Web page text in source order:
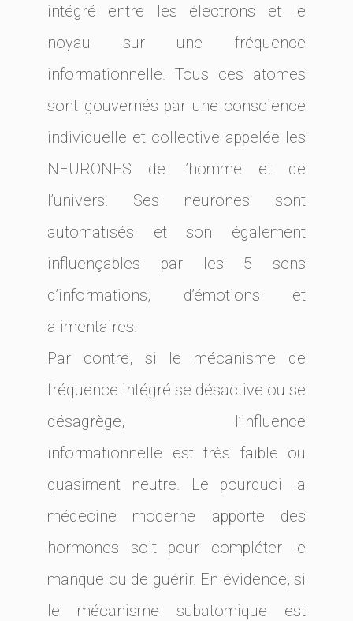
intégré entre les électrons et le
noyau sur une fréquence
informationnelle. Tous ces atomes
sont gouvernés par une conscience
individuelle et collective appelée les
NEURONES de l’homme et de
l’univers. Ses neurones sont
automatisés et son également
influençables par les 5 sens
d’informations, d’émotions et
alimentaires.
Par contre, si le mécanisme de
fréquence intégré se désactive ou se
désagrège, l’influence
informationnelle est très faible ou
quasiment neutre. Le pourquoi la
médecine moderne apporte des
hormones soit pour compléter le
manque ou de guérir. En évidence, si
le mécanisme subatomique est